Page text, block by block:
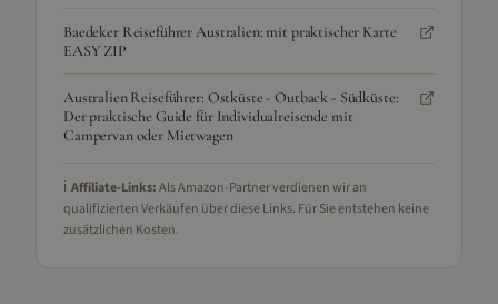
Baedeker Reiseführer Australien: mit praktischer Karte
EASY ZIP
Australien Reiseführer: Ostküste - Outback - Südküste:
Der praktische Guide für Individualreisende mit
Campervan oder Mietwagen
ℹ️ Affiliate-Links:Als Amazon-Partner verdienen wir an
qualifizierten Verkäufen über diese Links. Für Sie entstehen keine
zusätzlichen Kosten.